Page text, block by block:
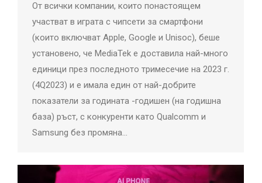
От всички компании, които понастоящем
участват в играта с чипсети за смартфони
(които включват Apple, Google и Unisoc), беше
установено, че MediaTek е доставила най-много
единици през последното тримесечие на 2023 г.
(4Q2023) и е имала един от най-добрите
показатели за годината -годишен (на годишна
база) ръст, с конкуренти като Qualcomm и
Samsung без промяна…